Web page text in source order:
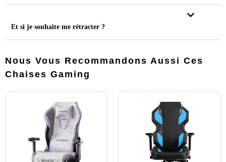
Et si je souhaite me rétracter ?
Nous Vous Recommandons Aussi Ces
Chaises Gaming